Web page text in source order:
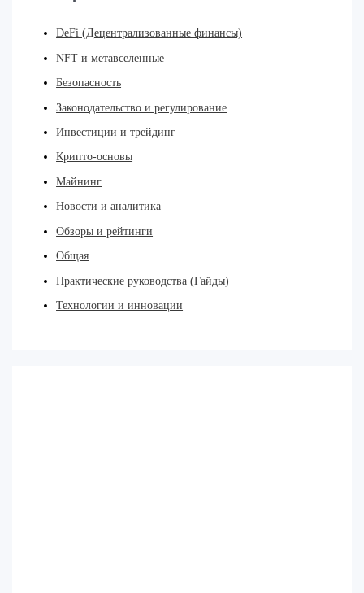
DeFi (Децентрализованные финансы)
NFT и метавселенные
Безопасность
Законодательство и регулирование
Инвестиции и трейдинг
Крипто-основы
Майнинг
Новости и аналитика
Обзоры и рейтинги
Общая
Практические руководства (Гайды)
Технологии и инновации